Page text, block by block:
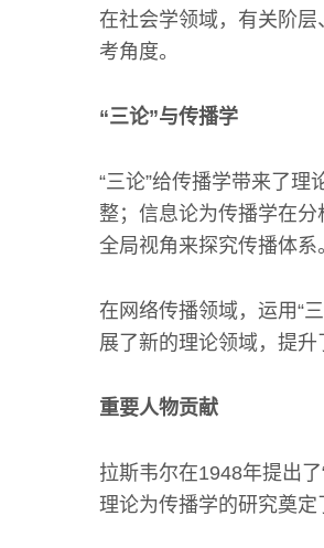
在社会学领域，有关阶
考角度。
“三论”与传播学
“三论”给传播学带来了
整；信息论为传播学在
全局视角来探究传播体系
在网络传播领域，运用“
展了新的理论领域，提升
重要人物贡献
拉斯韦尔在1948年提出
理论为传播学的研究奠定